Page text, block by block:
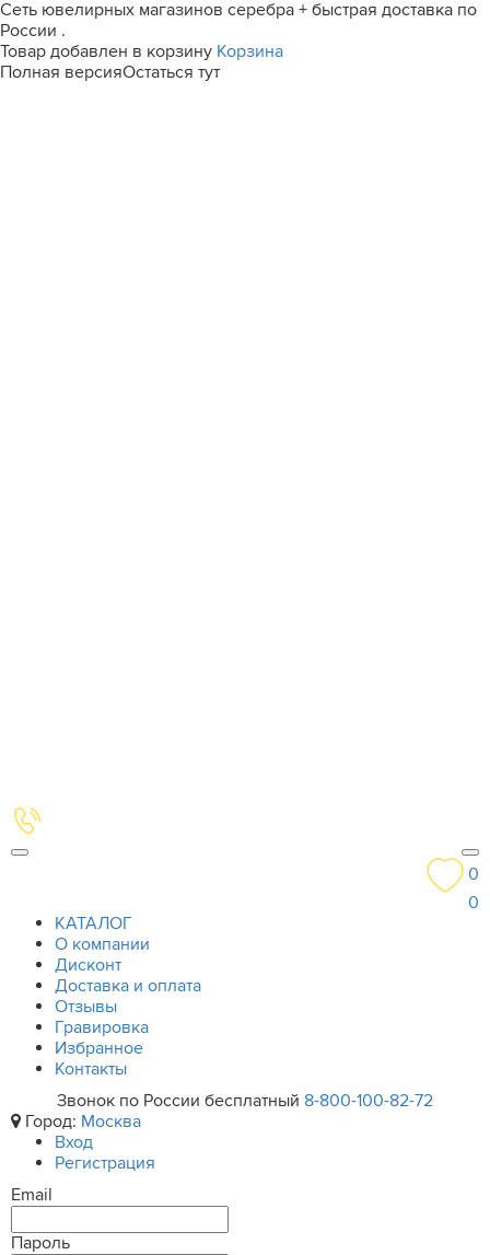
Сеть ювелирных магазинов серебра + быстрая доставка по
России .
Товар добавлен в корзину Корзина
Полная версияОстаться тут
0
0
КАТАЛОГ
О компании
Дисконт
Доставка и оплата
Отзывы
Гравировка
Избранное
Контакты
Звонок по России бесплатный 8-800-100-82-72
Город: Москва
Вход
Регистрация
Email
Пароль